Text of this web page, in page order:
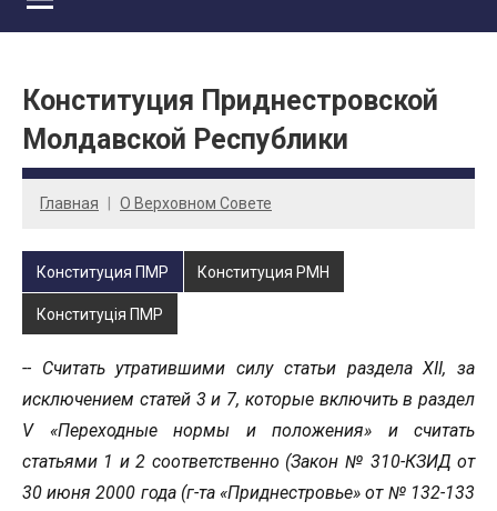
Конституция Приднестровской
Молдавской Республики
Главная О Верховном Совете
Конституция ПМР Конституция РМН
Конституцiя ПМР
-- Считать утратившими силу статьи раздела XII, за
исключением статей 3 и 7, которые включить в раздел
V «Переходные нормы и положения» и считать
статьями 1 и 2 соответственно (Закон № 310-КЗИД от
30 июня 2000 года (г-та «Приднестровье» от № 132-133